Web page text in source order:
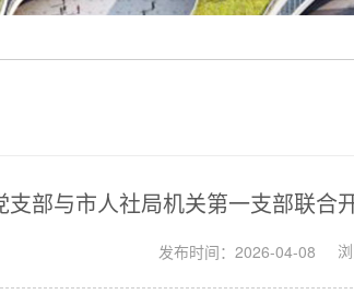
支部与市人社局机关第一支部联合
发布时间：2026-04-08